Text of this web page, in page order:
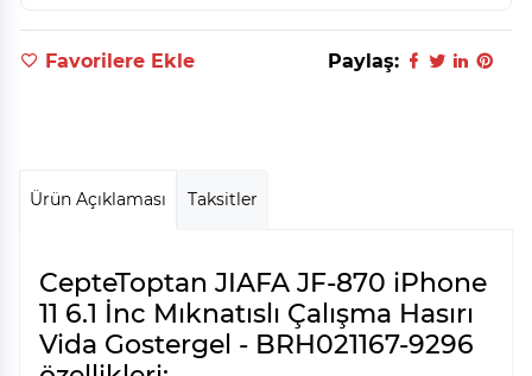
Favorilere Ekle Paylaş:
Ürün Açıklaması Taksitler
CepteToptan JIAFA JF-870 iPhone
11 6.1 İnc Mıknatıslı Çalışma Hasırı
Vida Gostergel - BRH021167-9296